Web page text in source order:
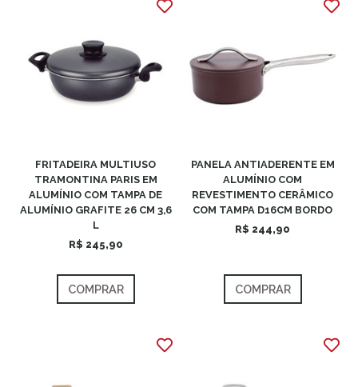
FRITADEIRA MULTIUSO
TRAMONTINA PARIS EM
ALUMÍNIO COM TAMPA DE
ALUMÍNIO GRAFITE 26 CM 3,6
L
R$ 245,90
COMPRAR
PANELA ANTIADERENTE EM
ALUMÍNIO COM
REVESTIMENTO CERÂMICO
COM TAMPA D16CM BORDO
R$ 244,90
COMPRAR